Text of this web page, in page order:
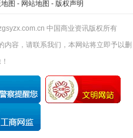
图 - 网站地图 - 版权声明
中国商业资讯版权所有
容，请联系我们，本网站将立即予以删